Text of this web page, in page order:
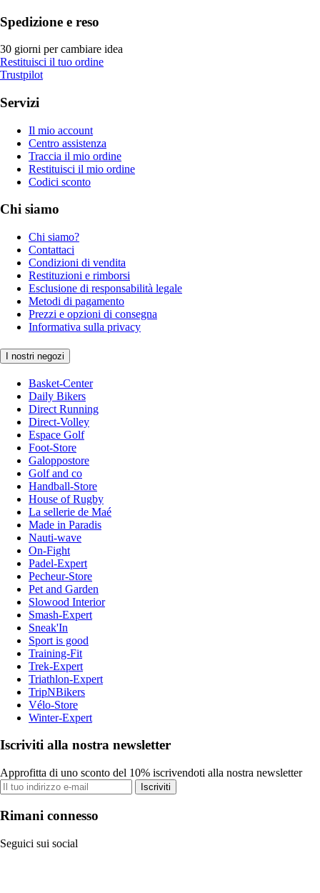
Spedizione e reso
30 giorni per cambiare idea
Restituisci il tuo ordine
Trustpilot
Servizi
Il mio account
Centro assistenza
Traccia il mio ordine
Restituisci il mio ordine
Codici sconto
Chi siamo
Chi siamo?
Contattaci
Condizioni di vendita
Restituzioni e rimborsi
Esclusione di responsabilità legale
Metodi di pagamento
Prezzi e opzioni di consegna
Informativa sulla privacy
I nostri negozi
Basket-Center
Daily Bikers
Direct Running
Direct-Volley
Espace Golf
Foot-Store
Galoppostore
Golf and co
Handball-Store
House of Rugby
La sellerie de Maé
Made in Paradis
Nauti-wave
On-Fight
Padel-Expert
Pecheur-Store
Pet and Garden
Slowood Interior
Smash-Expert
Sneak'In
Sport is good
Training-Fit
Trek-Expert
Triathlon-Expert
TripNBikers
Vélo-Store
Winter-Expert
Iscriviti alla nostra newsletter
Approfitta di uno sconto del 10% iscrivendoti alla nostra newsletter
Iscriviti
Rimani connesso
Seguici sui social